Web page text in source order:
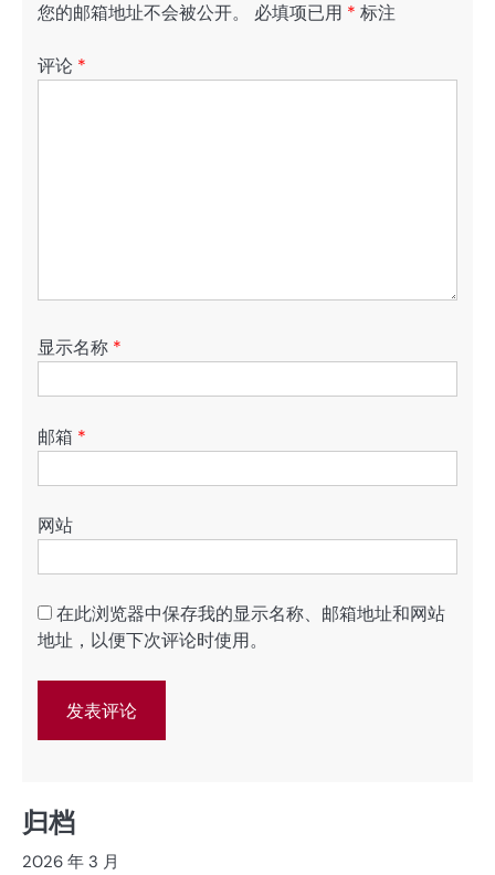
您的邮箱地址不会被公开。 必填项已用 * 标注
评论 *
显示名称 *
邮箱 *
网站
在此浏览器中保存我的显示名称、邮箱地址和网站
地址，以便下次评论时使用。
归档
2026 年 3 月